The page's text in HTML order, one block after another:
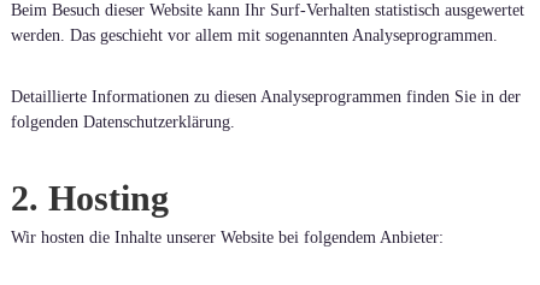
Beim Besuch dieser Website kann Ihr Surf-Verhalten statistisch ausgewertet
werden. Das geschieht vor allem mit sogenannten Analyseprogrammen.
Detaillierte Informationen zu diesen Analyseprogrammen finden Sie in der
folgenden Datenschutzerklärung.
2. Hosting
Wir hosten die Inhalte unserer Website bei folgendem Anbieter: